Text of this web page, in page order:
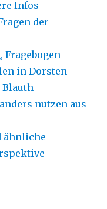
Infos
der
in Dorsten
Blauth
nutzen aus
ähnliche